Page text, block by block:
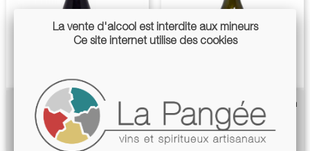
Rackham 2021 - Cazottes
Prix
15,50 €
Montis Regalis 2020 - Andiran
Prix
17,40 €
La vente d'alcool est interdite aux mineurs
Ce site internet utilise des cookies